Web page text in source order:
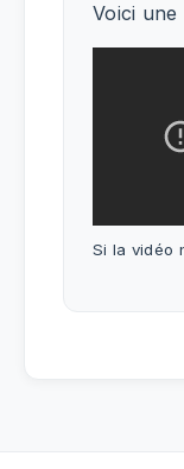
Voici une
Si la vidéo